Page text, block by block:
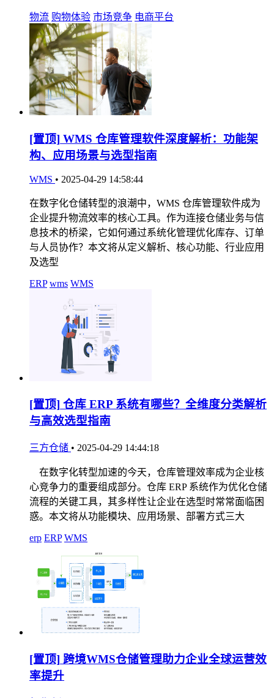
物流 购物体验 市场竞争 电商平台
[置顶] WMS 仓库管理软件深度解析：功能架
构、应用场景与选型指南
WMS • 2025-04-29 14:58:44
在数字化仓储转型的浪潮中，WMS 仓库管理软件成为
企业提升物流效率的核心工具。作为连接仓储业务与信
息技术的桥梁，它如何通过系统化管理优化库存、订单
与人员协作？本文将从定义解析、核心功能、行业应用
及选型
ERP wms WMS
[置顶] 仓库 ERP 系统有哪些？全维度分类解析
与高效选型指南
三方仓储 • 2025-04-29 14:44:18
在数字化转型加速的今天，仓库管理效率成为企业核
心竞争力的重要组成部分。仓库 ERP 系统作为优化仓储
流程的关键工具，其多样性让企业在选型时常常面临困
惑。本文将从功能模块、应用场景、部署方式三大
erp ERP WMS
[置顶] 跨境WMS仓储管理助力企业全球运营效
率提升